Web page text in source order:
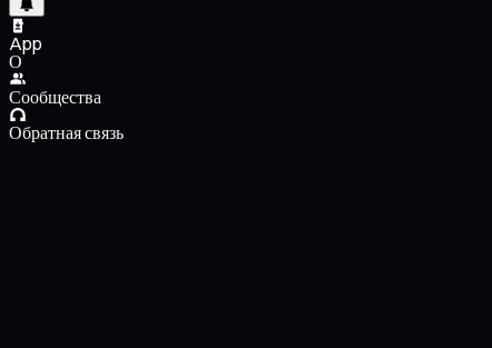
App
О
Сообщества
Обратная связь